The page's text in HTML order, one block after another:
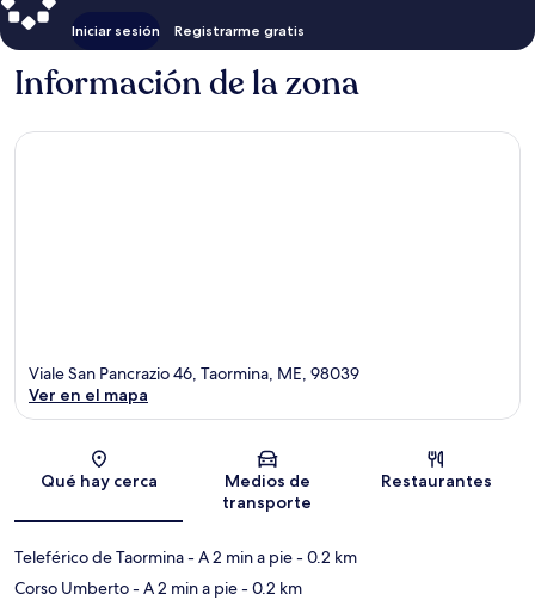
Iniciar sesión Registrarme gratis
Información de la zona
Sección del mapa
Viale San Pancrazio 46, Taormina, ME, 98039
Ver en el mapa
Qué hay cerca
Medios de
transporte
Restaurantes
Teleférico de Taormina- A 2 min a pie- 0.2 km
Corso Umberto- A 2 min a pie- 0.2 km